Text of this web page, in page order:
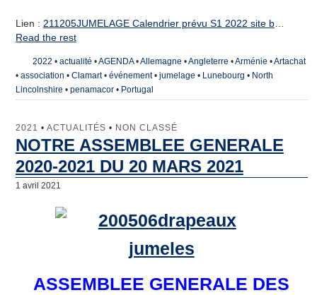
Lien : 211205JUMELAGE Calendrier prévu S1 2022 site b…
Read the rest
2022 • actualité •AGENDA•Allemagne •Angleterre •Arménie •Artachat
• association • Clamart• événement• jumelage • Lunebourg • North
Lincolnshire • penamacor• Portugal
2021 • ACTUALITÉS • NON CLASSÉ
NOTRE ASSEMBLEE GENERALE
2020-2021 DU 20 MARS 2021
1 avril 2021
ASSEMBLEE GENERALE DES